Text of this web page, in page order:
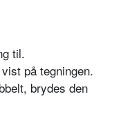
til.
på tegningen.
brydes den